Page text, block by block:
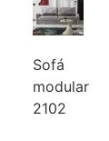
Sofá
modular
2102